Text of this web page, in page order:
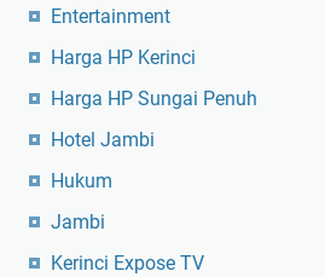
Entertainment
Harga HP Kerinci
Harga HP Sungai Penuh
Hotel Jambi
Hukum
Jambi
Kerinci Expose TV